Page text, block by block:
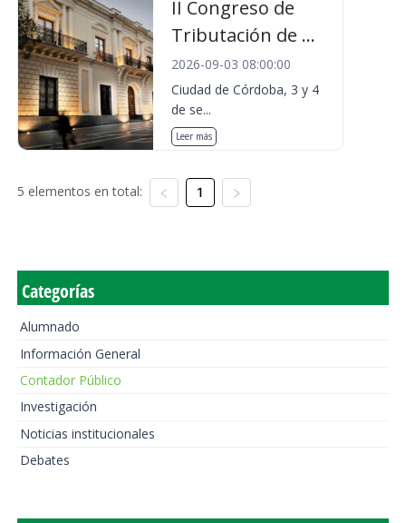
II Congreso de
Tributación de ...
2026-09-03 08:00:00
Ciudad de Córdoba, 3 y 4
de se...
Leer más
5 elementos en total: 1
Categorías
Alumnado
Información General
Contador Público
Investigación
Noticias institucionales
Debates